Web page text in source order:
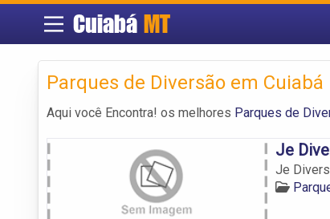
Cuiabá MT
Parques de Diversão em Cuiabá
Aqui você Encontra! os melhores Parques de
Je
Je